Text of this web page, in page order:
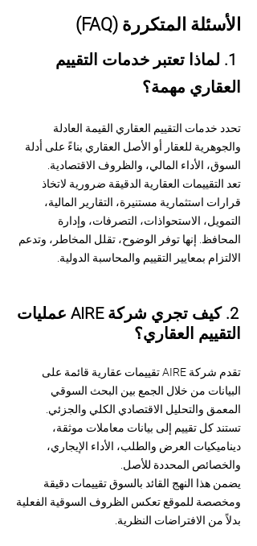
الأسئلة المتكررة (FAQ)
1. لماذا تعتبر خدمات التقييم
العقاري مهمة؟
تحدد خدمات التقييم العقاري القيمة العادلة
والجوهرية للعقار أو الأصل العقاري بناءً على أدلة
السوق، الأداء المالي، والظروف الاقتصادية.
تعد التقييمات العقارية الدقيقة ضرورية لاتخاذ
قرارات استثمارية مستنيرة، التقارير المالية،
التمويل، الاستحواذات، التصرفات، وإدارة
المحافظ. إنها توفر الوضوح، تقلل المخاطر، وتدعم
الالتزام بمعايير التقييم والمحاسبة الدولية.
2. كيف تجري شركة AIRE عمليات
التقييم العقاري؟
تقدم شركة AIRE تقييمات عقارية قائمة على
البيانات من خلال الجمع بين البحث السوقي
المعمق والتحليل الاقتصادي الكلي والجزئي.
تستند كل تقييم إلى بيانات معاملات موثقة،
ديناميكيات العرض والطلب، الأداء الإيجاري،
والخصائص المحددة للأصل.
يضمن هذا النهج القائد بالسوق تقييمات دقيقة
ومخصصة للموقع تعكس الظروف السوقية الفعلية
بدلاً من الافتراضات النظرية.